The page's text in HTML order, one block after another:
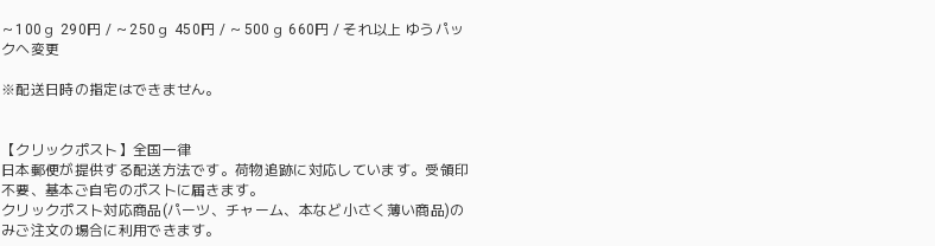
～100ｇ 290円 / ～250ｇ 450円 / ～500ｇ 660円 / それ以上 ゆうパッ
クへ変更
※配送日時の指定はできません。
【クリックポスト】全国一律
日本郵便が提供する配送方法です。荷物追跡に対応しています。受領印
不要、基本ご自宅のポストに届きます。
クリックポスト対応商品(パーツ、チャーム、本など小さく薄い商品)の
みご注文の場合に利用できます。